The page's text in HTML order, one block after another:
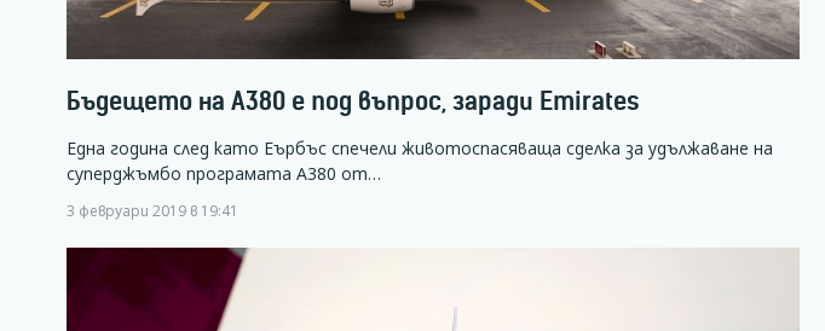
Бъдещето на А380 е под въпрос, заради Emirates
Една година след като Еърбъс спечели животоспасяваща сделка за удължаване на
суперджъмбо програмата А380 от…
3 февруари 2019 в 19:41